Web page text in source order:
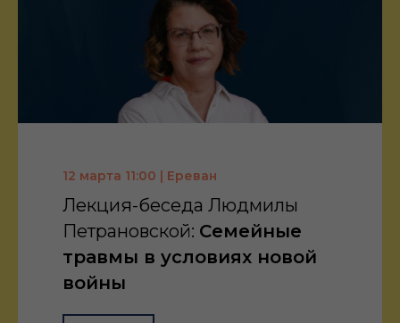
12 марта 11:00 | Ереван
Лекция-беседа Людмилы
Петрановской: Семейные
травмы в условиях новой
войны